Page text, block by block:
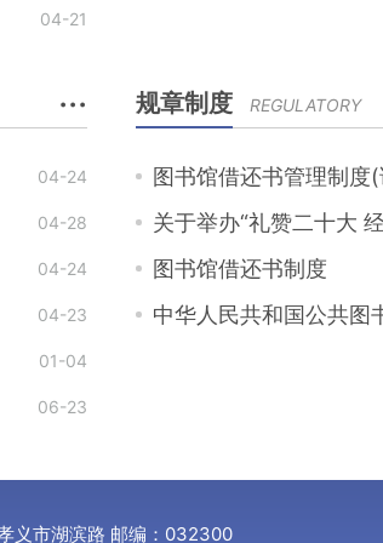
04-21
···
04-24
04-28
04-24
04-23
01-04
06-23
规章制度 REGULATORY
图书馆借还书管理制度
关于举办“礼赞二十大
图书馆借还书制度
中华人民共和国公共图
义市湖滨路 邮编：032300